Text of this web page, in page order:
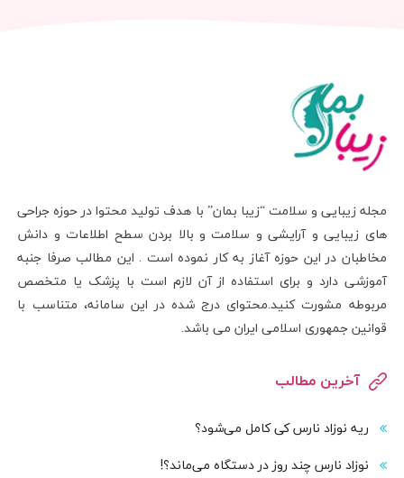
مجله زیبایی و سلامت “زیبا بمان” با هدف تولید محتوا در حوزه جراحی
های زیبایی و آرایشی و سلامت و بالا بردن سطح اطلاعات و دانش
مخاطبان در این حوزه آغاز به کار نموده است . این مطالب صرفا جنبه
آموزشی دارد و برای استفاده از آن لازم است با پزشک یا متخصص
مربوطه مشورت کنید.محتوای درج شده در این سامانه، متناسب با
قوانین جمهوری اسلامی ایران می باشد.
آخرین مطالب
ریه نوزاد نارس کی کامل می‌شود؟
نوزاد نارس چند روز در دستگاه می‌ماند؟!